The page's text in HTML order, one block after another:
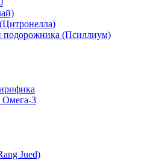
подорожника (Псиллиум)
3
Jued)